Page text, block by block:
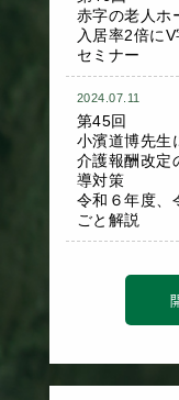
赤字の老人ホ
入居率2倍に
セミナー
2024.07.11
第45回
小濱道博先生
介護報酬改定
導対策
令和６年度、
ごと解説